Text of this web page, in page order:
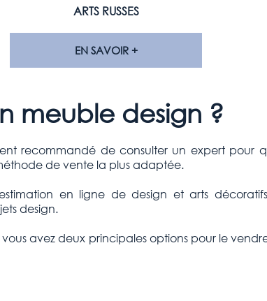
ARTS RUSSES
EN SAVOIR +
meuble design ?
recommandé de consulter un expert pour
de vente la plus adaptée.
en ligne de design et arts
design.
avez deux principales options pour le